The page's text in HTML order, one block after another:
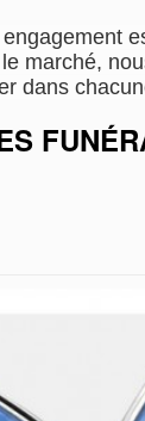
marché,
dans